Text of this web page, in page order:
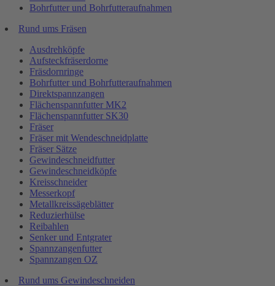
Bohrfutter und Bohrfutteraufnahmen
Rund ums Fräsen
Ausdrehköpfe
Aufsteckfräserdorne
Fräsdornringe
Bohrfutter und Bohrfutteraufnahmen
Direktspannzangen
Flächenspannfutter MK2
Flächenspannfutter SK30
Fräser
Fräser mit Wendeschneidplatte
Fräser Sätze
Gewindeschneidfutter
Gewindeschneidköpfe
Kreisschneider
Messerkopf
Metallkreissägeblätter
Reduzierhülse
Reibahlen
Senker und Entgrater
Spannzangenfutter
Spannzangen OZ
Rund ums Gewindeschneiden